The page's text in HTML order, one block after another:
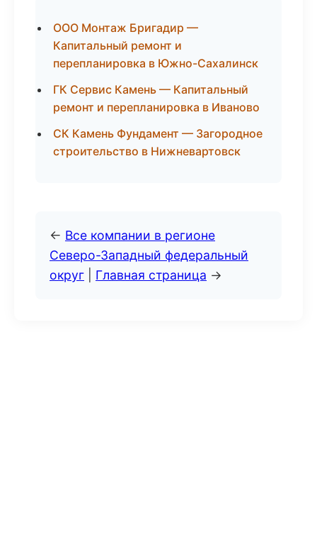
ООО Монтаж Бригадир —
Капитальный ремонт и
перепланировка в Южно-Сахалинск
ГК Сервис Камень — Капитальный
ремонт и перепланировка в Иваново
СК Камень Фундамент — Загородное
строительство в Нижневартовск
← Все компании в регионе
Северо-Западный федеральный
округ
Главная страница →